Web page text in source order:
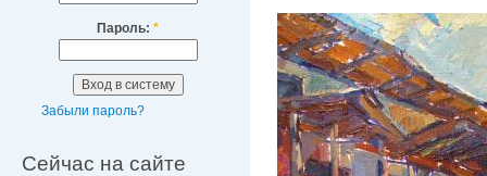
Пароль: *
Забыли пароль?
Сейчас на сайте